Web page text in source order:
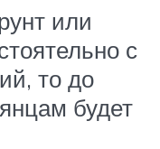
или
с
то до
будет